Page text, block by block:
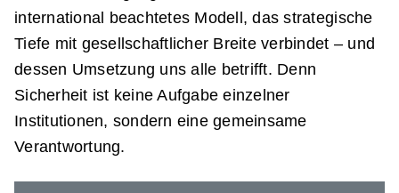
international beachtetes Modell, das strategische
Tiefe mit gesellschaftlicher Breite verbindet – und
dessen Umsetzung uns alle betrifft. Denn
Sicherheit ist keine Aufgabe einzelner
Institutionen, sondern eine gemeinsame
Verantwortung.